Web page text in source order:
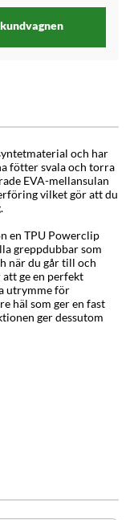
och har
fötter svala och torra
EVA-mellansulan
vilket gör att du
en TPU Powerclip
greppdubbar som
när du går till och
ge en perfekt
utrymme för
häl som ger en fast
ger dessutom